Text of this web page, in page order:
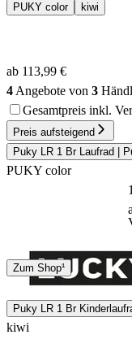
PUKY color kiwi
ab 113,99 €
4 Angebote von 3
Gesamtpreis inkl.
Preis aufsteigend
Puky LR 1 Br Laufrad |
PUKY color
Spedition
10 Tage
Zum Shop¹
Puky LR 1 Br
kiwi